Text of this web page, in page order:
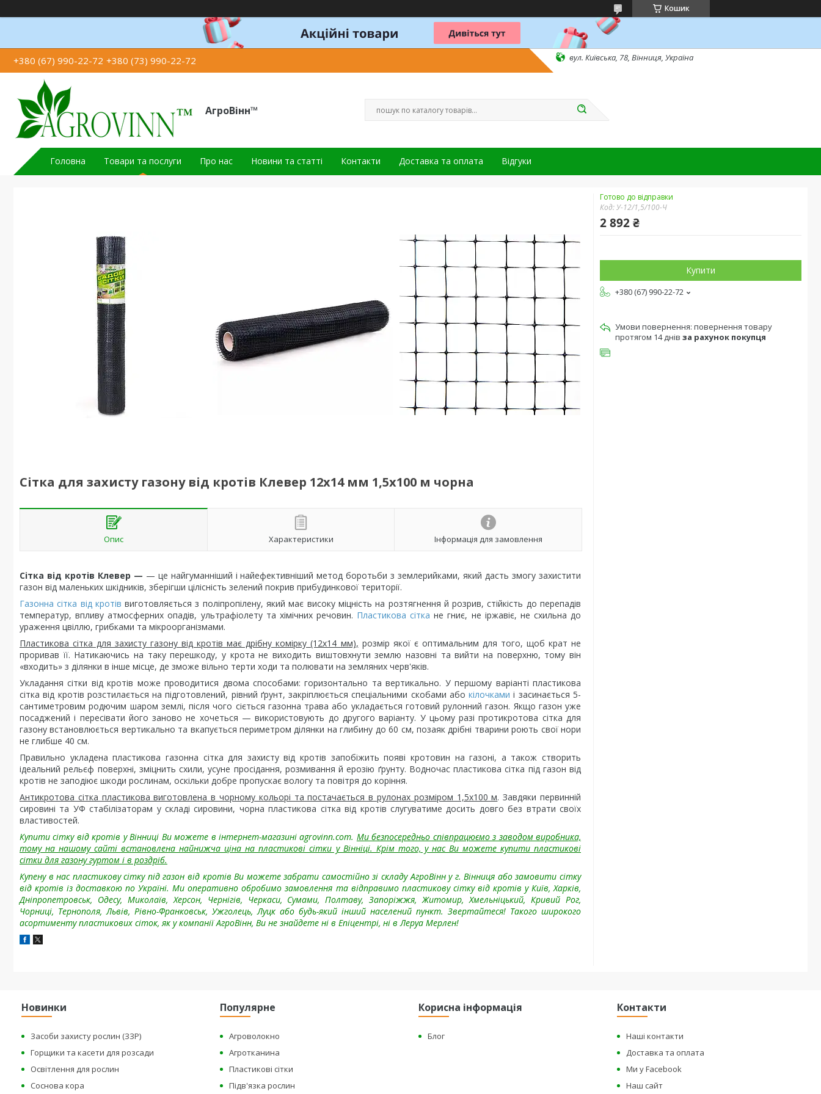
Кошик
+380 (67) 990-22-72 +380 (73) 990-22-72 вул. Київська, 78, Вінниця, Україна
АгроВінн™
Головна Товари та послуги Про нас Новини та статті Контакти Доставка та оплата Відгуки
Сітка для захисту газону від кротів Клевер 12х14 мм 1,5х100 м чорна
Опис Характеристики Інформація для замовлення
Сітка від кротів Клевер — — це найгуманніший і найефективніший метод боротьби з землерийками, який дасть змогу захистити
газон від маленьких шкідників, зберігши цілісність зелений покрив прибудинкової території.
Газонна сітка від кротів виготовляється з поліпропілену, який має високу міцність на розтягнення й розрив, стійкість до перепадів
температур, впливу атмосферних опадів, ультрафіолету та хімічних речовин. Пластикова сітка не гниє, не іржавіє, не схильна до
ураження цвіллю, грибками та мікроорганізмами.
Пластикова сітка для захисту газону від кротів має дрібну комірку (12х14 мм), розмір якої є оптимальним для того, щоб крат не
проривав її. Натикаючись на таку перешкоду, у крота не виходить виштовхнути землю назовні та вийти на поверхню, тому він
«входить» з ділянки в інше місце, де зможе вільно терти ходи та полювати на земляних черв'яків.
Укладання сітки від кротів може проводитися двома способами: горизонтально та вертикально. У першому варіанті пластикова
сітка від кротів розстилається на підготовлений, рівний ґрунт, закріплюється спеціальними скобами абокілочками і засинається 5-
сантиметровим родючим шаром землі, після чого сіється газонна трава або укладається готовий рулонний газон. Якщо газон уже
посаджений і пересівати його заново не хочеться — використовують до другого варіанту. У цьому разі протикротова сітка для
газону встановлюється вертикально та вкапується периметром ділянки на глибину до 60 см, позаяк дрібні тварини роють свої нори
не глибше 40 см.
Правильно укладена пластикова газонна сітка для захисту від кротів запобіжить появі кротовин на газоні, а також створить
ідеальний рельєф поверхні, зміцнить схили, усуне просідання, розмивання й ерозію ґрунту. Водночас пластикова сітка під газон від
кротів не заподіює шкоди рослинам, оскільки добре пропускає вологу та повітря до коріння.
Антикротова сітка пластикова виготовлена в чорному кольорі та постачається в рулонах розміром 1,5х100 м. Завдяки первинній
сировині та УФ стабілізаторам у складі сировини, чорна пластикова сітка від кротів слугуватиме досить довго без втрати своїх
властивостей.
Купити сітку від кротів у Вінниці Ви можете в інтернет-магазині agrovinn.com. Ми безпосередньо співпрацюємо з заводом виробника,
тому на нашому сайті встановлена найнижча ціна на пластикові сітки у Вінніці. Крім того, у нас Ви можете купити пластикові
сітки для газону гуртом і в роздріб.
Купену в нас пластикову сітку під газон від кротів Ви можете забрати самостійно зі складу АгроВінн у г. Вінниця або замовити сітку
від кротів із доставкою по Україні. Ми оперативно обробимо замовлення та відправимо пластикову сітку від кротів у Київ, Харків,
Дніпропетровськ, Одесу, Миколаїв, Херсон, Чернігів, Черкаси, Сумами, Полтаву, Запоріжжя, Житомир, Хмельніцький, Кривий Рог,
Чорниці, Тернополя, Львів, Рівно-Франковськ, Ужголець, Луцк або будь-який інший населений пункт. Звертайтеся! Такого широкого
асортименту пластикових сіток, як у компанії АгроВінн, Ви не знайдете ні в Епіцентрі, ні в Леруа Мерлен!
Готово до відправки
Код:У-12/1,5/100-Ч
2 892 ₴
Купити
+380 (67) 990-22-72
повернення товару
протягом 14 днів за рахунок покупця
Новинки
Засоби захисту рослин (ЗЗР)
Горщики та касети для розсади
Освітлення для рослин
Соснова кора
Популярне
Агроволокно
Агротканина
Пластикові сітки
Підв'язка рослин
Корисна інформація
Блог
Контакти
Наші контакти
Доставка та оплата
Ми у Facebook
Наш сайт